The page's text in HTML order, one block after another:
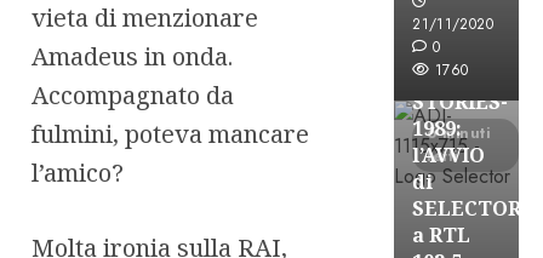
vieta di menzionare
Amadeus in onda.
Accompagnato da
fulmini, poteva mancare
l’amico?
Molta ironia sulla RAI,
21/11/2020
0
1760
6 minuti
letti
Formazione
FREE
A-
STORIES-
1989:
l’AVVIO
di
SELECTOR
a RTL